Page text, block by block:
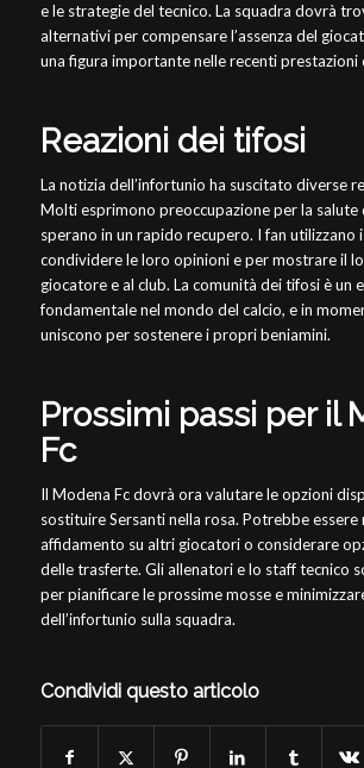
e le strategie del tecnico. La squadra dovrà
alternativi per compensare l’assenza del
una figura importante nelle recenti prestazioni
Reazioni dei tifosi
La notizia dell’infortunio ha suscitato diverse
Molti esprimono preoccupazione per la salute
sperano in un rapido recupero. I fan utilizzano
condividere le loro opinioni e per mostrare il
giocatore e al club. La comunità dei tifosi è un
fondamentale nel mondo del calcio, e in
uniscono per sostenere i propri beniamini.
Prossimi passi per il
Fc
Il Modena Fc dovrà ora valutare le opzioni
sostituire Sersanti nella rosa. Potrebbe essere
affidamento su altri giocatori o considerare
delle trasferte. Gli allenatori e lo staff tecnico
per pianificare le prossime mosse e
dell’infortunio sulla squadra.
Condividi questo articolo